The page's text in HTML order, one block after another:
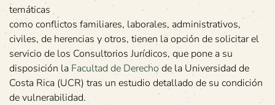
temáticas
como conflictos familiares, laborales, administrativos,
civiles, de herencias y otros, tienen la opción de solicitar el
servicio de los Consultorios Jurídicos, que pone a su
disposición la Facultad de Derechode la Universidad de
Costa Rica (UCR) tras un estudio detallado de su condición
de vulnerabilidad.